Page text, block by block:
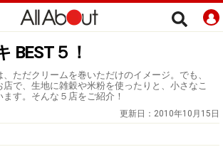
BEST５！
ただクリームを巻いただけのイメージ。でも、
で、生地に雑穀や米粉を使ったりと、小さなこ
す。そんな５店をご紹介！
更新日： 2010年10月15日